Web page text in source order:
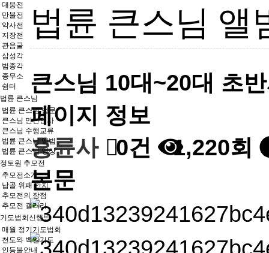
대웅전
만불전
약사전
지장전
관음굴
삼성각
범종각
종무소
쉼터
법륜 큰스님
법륜 큰스님 법문
큰스님 만난인사
큰스님 수행교류
법륜 큰스님 앨범
법륜 큰스님 영상
정토원 추모전
추모전소개
납골 위패 안치
추모전의 장점
추모전 갤러리
기도법회신행방
매월 정기기도법회
천도와 백일기도
인등불안내
법륜 큰스님 앨
큰스님 10대~20대 초
페이지 정보
흥륜사 0건 1,220회
본문